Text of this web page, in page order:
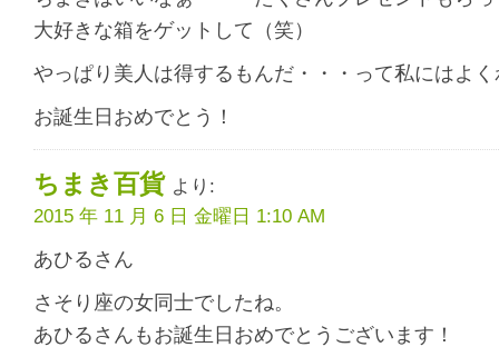
大好きな箱をゲットして（笑）
やっぱり美人は得するもんだ・・・って私にはよ
お誕生日おめでとう！
ちまき百貨 より:
2015 年 11 月 6 日 金曜日 1:10 AM
あひるさん
さそり座の女同士でしたね。
あひるさんもお誕生日おめでとうございます！